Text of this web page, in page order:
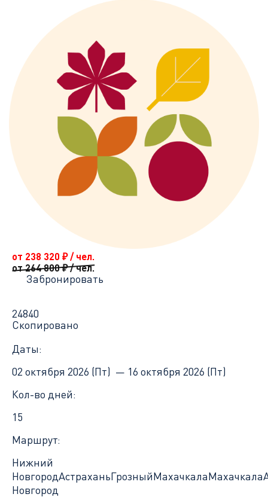
от 238 320 ₽/ чел.
от 264 800₽/ чел.
Забронировать
24840
Скопировано
Даты:
02 октября 2026 (Пт) — 16 октября 2026 (Пт)
Кол-во дней:
15
Маршрут:
Нижний
НовгородАстраханьГрозныйМахачкалаМахачкала
Новгород